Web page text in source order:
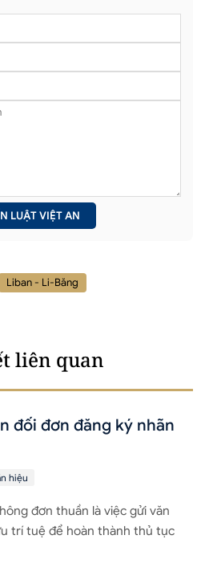
Liban - Li-Băng
liên quan
đối đơn đăng ký nhãn
hiệu
đơn thuần là việc gửi văn
trí tuệ để hoàn thành thủ tục